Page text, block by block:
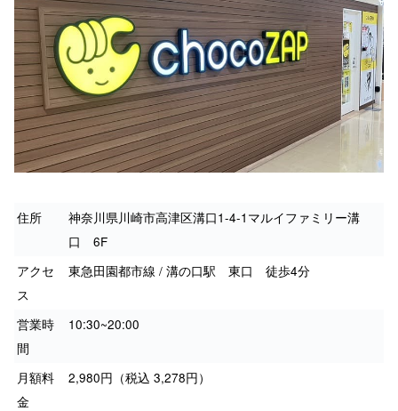
住所
神奈川県川崎市高津区溝口1-4-1マルイファミリー溝
口 6F
アクセ
ス
東急田園都市線 / 溝の口駅 東口 徒歩4分
営業時
間
10:30~20:00
月額料
金
2,980円（税込 3,278円）